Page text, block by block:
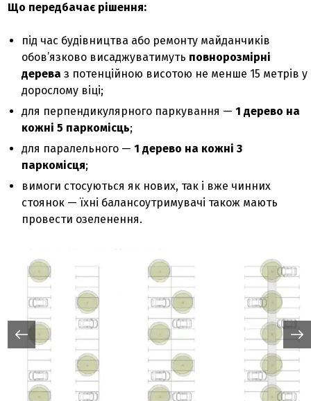
Що передбачає рішення:
під час будівництва або ремонту майданчиків
обов’язково висаджуватимуть повнорозмірні
дерева з потенційною висотою не менше 15 метрів у
дорослому віці;
для перпендикулярного паркування —1 дерево на
кожні 5 паркомісць;
для паралельного —1 дерево на кожні 3
паркомісця;
вимоги стосуються як нових, так і вже чинних
стоянок — їхні балансоутримувачі також мають
провести озеленення.